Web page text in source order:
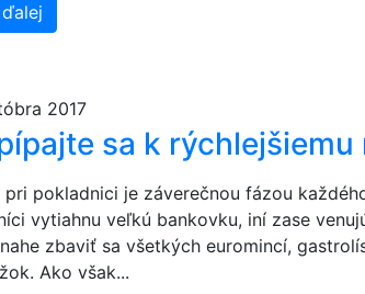
2017
sa k rýchlejšiemu
pri pokladnici je záverečnou fázou
vytiahnu veľkú bankovku, iní zase
zbaviť sa všetkých euromincí,
Ako však...